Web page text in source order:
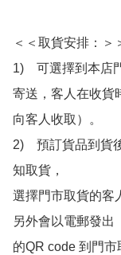
＜＜取貨安排：＞
1)　可選擇到本店
寄送，客人在收貨
向客人收取）。
2)　預訂貨品到貨
知取貨，
選擇門市取貨的客
另外會以電郵發出
的QR code 到門